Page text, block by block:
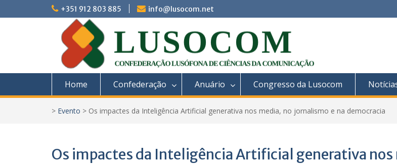
to
+351 912 803 885 info@lusocom.net
Home Confederação Anuário Congresso da Lusocom
> Evento > Os impactes da Inteligência Artificial generativa nos media, no jornalismo e na democracia
Os impactes da Inteligência Artificial generativa